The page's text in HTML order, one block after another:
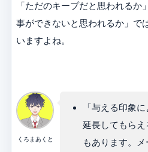
「ただのキープだと思われるか
事ができないと思われるか」で
いますよね。
くろまあくと
「与える印象
延長してもらえ
もあります。